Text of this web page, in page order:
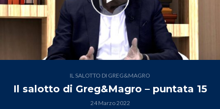
IL SALOTTO DI GREG&MAGRO
Il salotto di Greg&Magro – puntata 15
24 Marzo 2022